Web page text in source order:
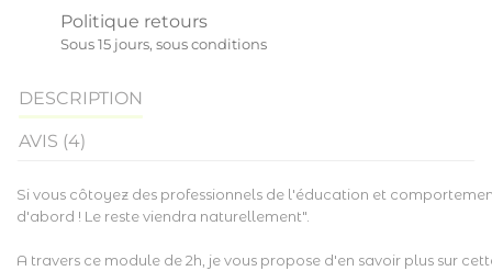
Politique retours
Sous 15 jours, sous conditions
DESCRIPTION
AVIS (4)
Si vous côtoyez des professionnels de l'éducation et
d'abord ! Le reste viendra naturellement".
A travers ce module de 2h, je vous propose d'en savoir plus sur